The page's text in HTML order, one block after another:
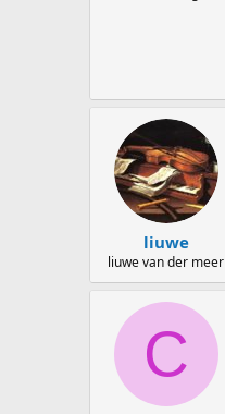
liuwe
liuwe van der meer
C